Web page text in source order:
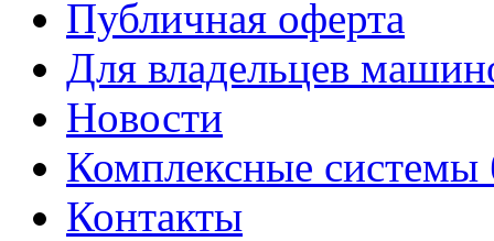
Публичная оферта
Для владельцев
Новости
Комплексные системы
Контакты